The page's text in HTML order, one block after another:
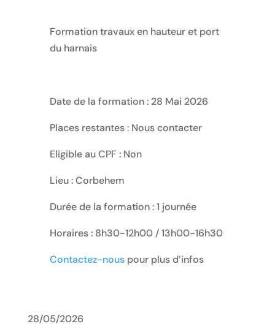
Formation travaux en hauteur et port
du harnais
Date de la formation : 28 Mai 2026
Places restantes : Nous contacter
Eligible au CPF : Non
Lieu : Corbehem
Durée de la formation : 1 journée
Horaires : 8h30-12h00 / 13h00-16h30
Contactez-nouspour plus d’infos
28/05/2026